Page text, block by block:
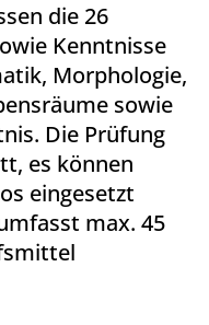
die 26
Kenntnisse
Morphologie,
sowie
Die Prüfung
es können
eingesetzt
max. 45